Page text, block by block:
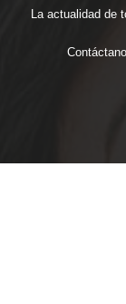
La actualidad